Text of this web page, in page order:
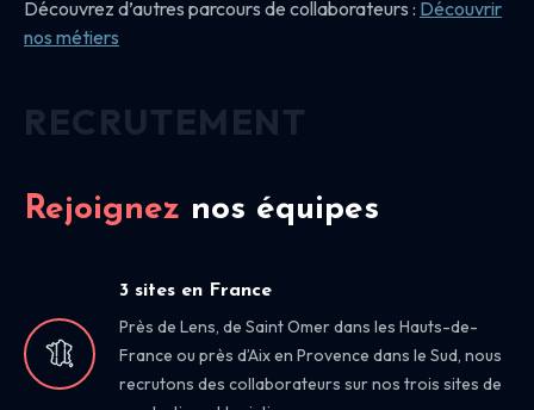
Découvrez d’autres parcours de collaborateurs : Découvrir
nos métiers
Rejoignez nos équipes
3 sites en France
Près de Lens, de Saint Omer dans les Hauts-de-
France ou près d’Aix en Provence dans le Sud, nous
recrutons des collaborateurs sur nos trois sites de
RECRUTEMENT